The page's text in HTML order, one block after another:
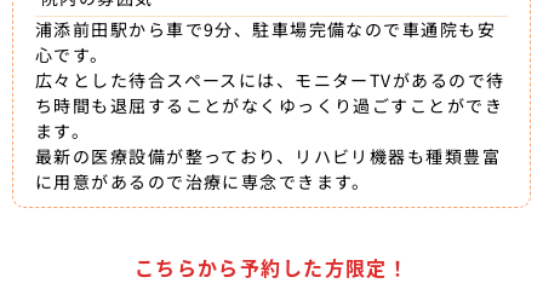
浦添前田駅から車で9分、駐車場完備なので車通院も安
心です。
広々とした待合スペースには、モニターTVがあるので待
ち時間も退屈することがなくゆっくり過ごすことができ
ます。
最新の医療設備が整っており、リハビリ機器も種類豊富
に用意があるので治療に専念できます。
こちらから予約した方限定！